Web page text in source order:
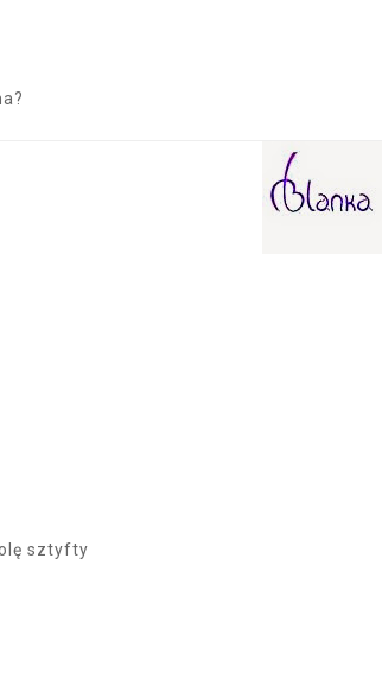
sztyfty